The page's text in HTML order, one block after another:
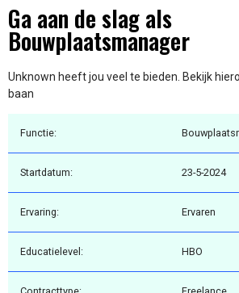
Ga aan de slag als
Bouwplaatsmanager
Unknown heeft jou veel te bieden. Bekijk
baan
Functie:
Startdatum: 23-5-2024
Ervaring: Ervaren
Educatielevel: HBO